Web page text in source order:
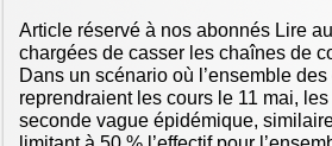
Article réservé à nos abonnés Lire
chargées de casser les chaînes de
Dans un scénario où l’ensemble
reprendraient les cours le 11 mai,
seconde vague épidémique,